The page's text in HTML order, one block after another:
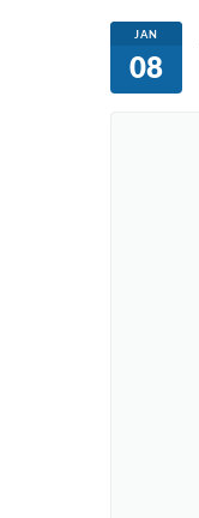
JAN
08